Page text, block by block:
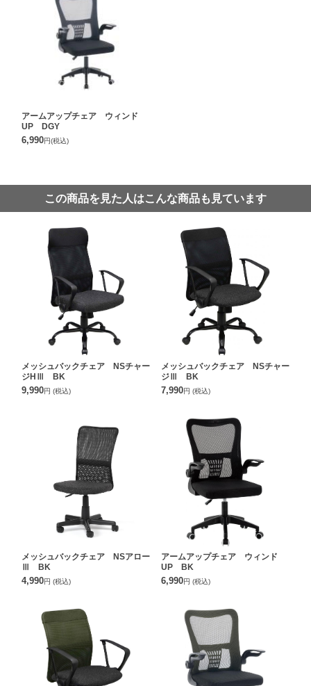
アームアップチェア ウィンド
UP DGY
6,990円(税込)
この商品を見た人はこんな商品も見ています
メッシュバックチェア NSチャー
ジHⅢ BK
9,990円 (税込)
メッシュバックチェア NSチャー
ジⅢ BK
7,990円 (税込)
メッシュバックチェア NSアロー
Ⅲ BK
4,990円 (税込)
アームアップチェア ウィンド
UP BK
6,990円 (税込)